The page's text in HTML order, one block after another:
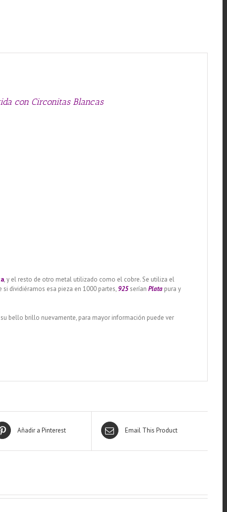
con Circonitas Blancas
, y el resto de otro metal utilizado como el cobre. Se utiliza el
si dividiéramos esa pieza en 1000 partes, 925 seríanPlata pura y
bello brillo nuevamente, para mayor información puede ver
Añadir a Pinterest Email This Product